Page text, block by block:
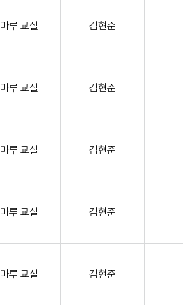
마루 교실 김현준
마루 교실 김현준
마루 교실 김현준
마루 교실 김현준
마루 교실 김현준